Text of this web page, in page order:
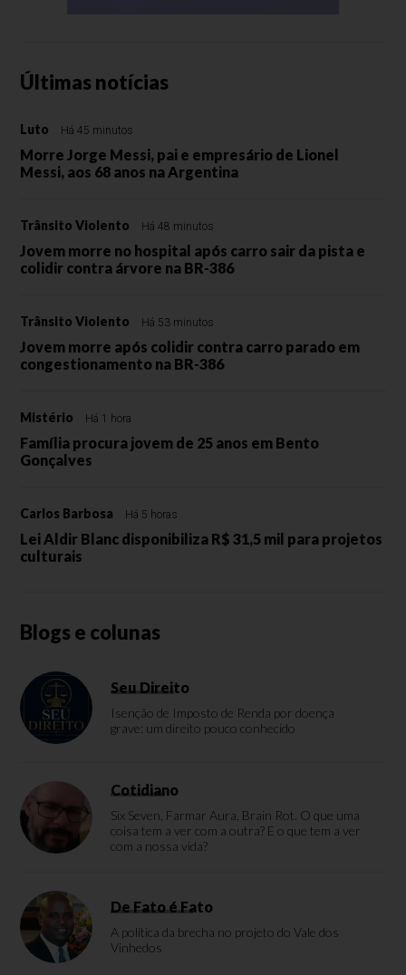
Últimas notícias
Luto Há 45 minutos
Morre Jorge Messi, pai e empresário de Lionel
Messi, aos 68 anos na Argentina
Trânsito Violento Há 48 minutos
Jovem morre no hospital após carro sair da pista e
colidir contra árvore na BR-386
Trânsito Violento Há 53 minutos
Jovem morre após colidir contra carro parado em
congestionamento na BR-386
Mistério Há 1 hora
Família procura jovem de 25 anos em Bento
Gonçalves
Carlos Barbosa Há 5 horas
Lei Aldir Blanc disponibiliza R$ 31,5 mil para projetos
culturais
Blogs e colunas
Seu Direito
Isenção de Imposto de Renda por doença
grave: um direito pouco conhecido
Cotidiano
Six Seven, Farmar Aura, Brain Rot. O que uma
coisa tem a ver com a outra? E o que tem a ver
com a nossa vida?
De Fato é Fato
A política da brecha no projeto do Vale dos
Vinhedos